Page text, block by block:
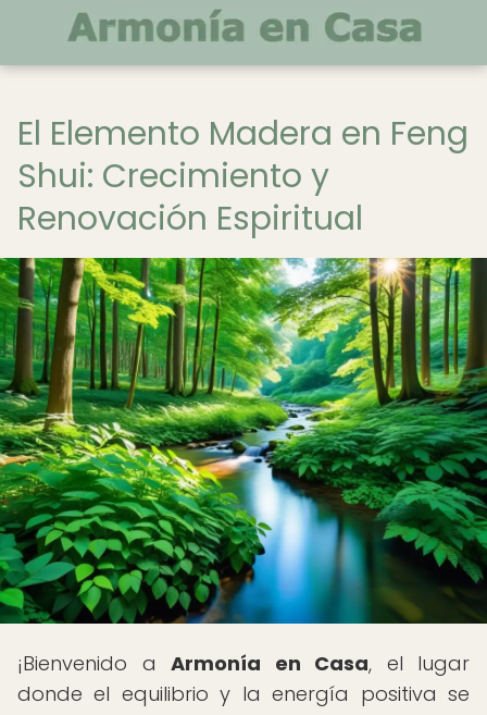
El Elemento Madera en Feng
Shui: Crecimiento y
Renovación Espiritual
¡Bienvenido a Armonía en Casa, el lugar
donde el equilibrio y la energía positiva se